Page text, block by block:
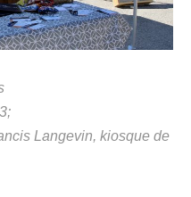
;
Langevin, kiosque de